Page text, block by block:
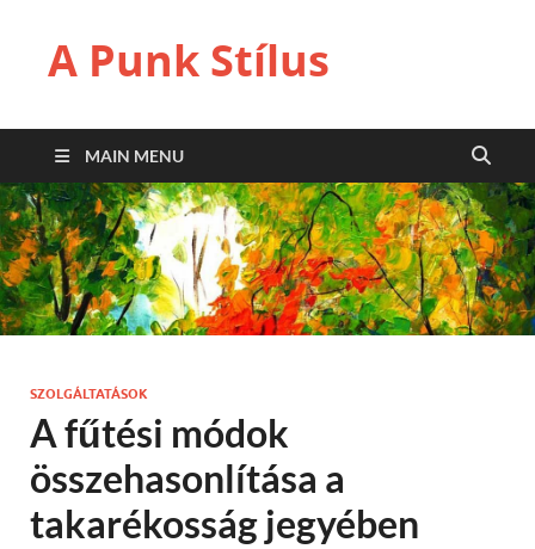
A Punk Stílus
MAIN MENU
SZOLGÁLTATÁSOK
A fűtési módok
összehasonlítása a
takarékosság jegyében